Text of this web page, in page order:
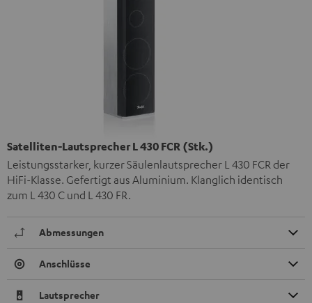
Satelliten-Lautsprecher L 430 FCR (Stk.)
Leistungsstarker, kurzer Säulenlautsprecher L 430 FCR der
HiFi-Klasse. Gefertigt aus Aluminium. Klanglich identisch
zum L 430 C und L 430 FR.
Abmessungen
Anschlüsse
Lautsprecher